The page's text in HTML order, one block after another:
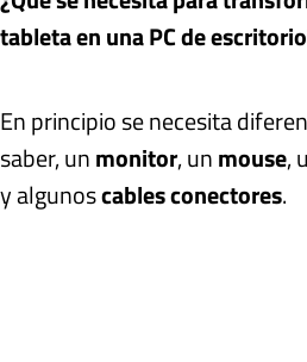
tableta en una PC de
En principio se necesita
saber, unmonitor, unmouse,
y algunoscables conectores.